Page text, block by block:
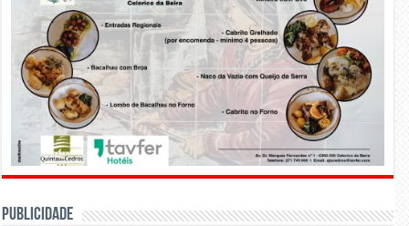
PUBLICIDADE